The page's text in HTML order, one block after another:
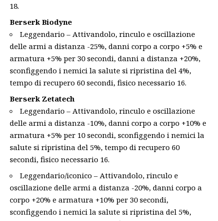
18.
Berserk Biodyne
Leggendario – Attivandolo, rinculo e oscillazione
delle armi a distanza -25%, danni corpo a corpo +5% e
armatura +5% per 30 secondi, danni a distanza +20%,
sconfiggendo i nemici la salute si ripristina del 4%,
tempo di recupero 60 secondi, fisico necessario 16.
Berserk Zetatech
Leggendario – Attivandolo, rinculo e oscillazione
delle armi a distanza -10%, danni corpo a corpo +10% e
armatura +5% per 10 secondi, sconfiggendo i nemici la
salute si ripristina del 5%, tempo di recupero 60
secondi, fisico necessario 16.
Leggendario/iconico – Attivandolo, rinculo e
oscillazione delle armi a distanza -20%, danni corpo a
corpo +20% e armatura +10% per 30 secondi,
sconfiggendo i nemici la salute si ripristina del 5%,